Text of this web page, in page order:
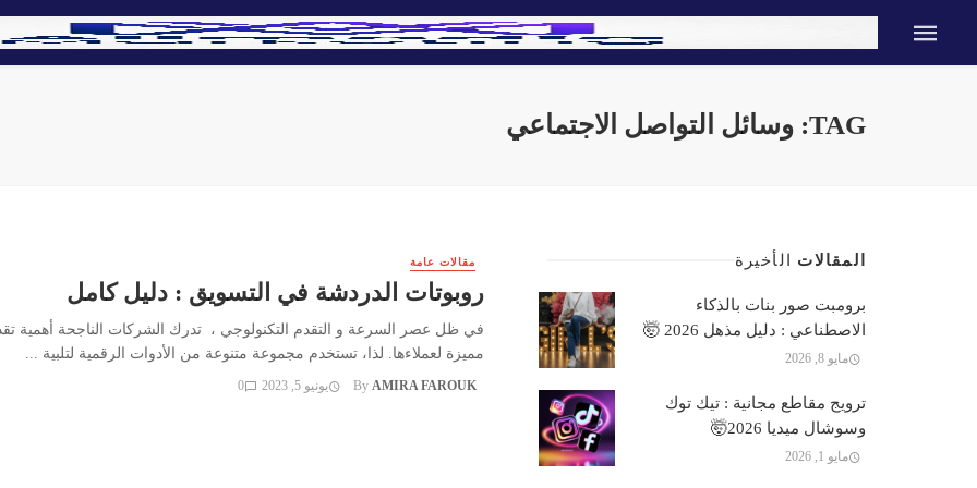
TAG: وسائل التواصل الاجتماعي
مقالات عامة
روبوتات الدردشة في التسويق : دليل كامل
في ظل عصر السرعة و التقدم التكنولوجي ، تدرك الشركات الناجحة أهمية
مميزة لعملاءها. لذا، تستخدم مجموعة متنوعة من الأدوات الرقمية لتلبية ...
By AMIRA FAROUK يونيو 5, 2023 0
المقالات الأخيرة
برومبت صور بنات بالذكاء
الاصطناعي : دليل مذهل 2026 🤯
مايو 8, 2026
ترويج مقاطع مجانية : تيك توك
وسوشال ميديا 2026🤯
مايو 1, 2026